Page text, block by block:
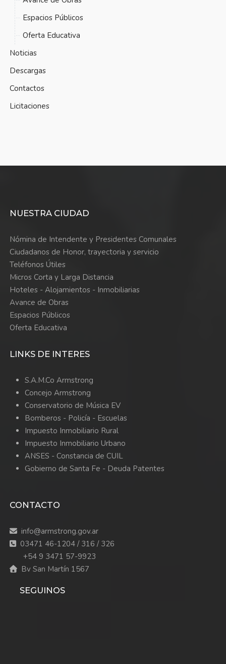
Espacios Públicos
Oferta Educativa
Noticias
Descargas
Contactos
Licitaciones
NUESTRA CIUDAD
Nómina de Intendente y Presidentes Comunales
Ciudadanos de Honor, trayectoria y servicio
Teléfonos Útiles
Micros Corta y Larga Distancia
Hoteles - Alojamientos - Inmobiliarias
Avance de Obras
Espacios Públicos
Oferta Educativa
LINKS DE INTERES
S.A.M.Co Armstrong
Concejo Armstrong
Conservatorio de Música EV
Bomberos - Policía - Escuelas
Impuesto Inmobiliario Rural
Impuesto Inmobiliario Urbano
ANSES - Constancia de CUIL
Gobierno de Santa Fe - Deuda Patentes
CONTACTO
info@armstrong.gov.ar
03471 46-1204 / 316 / 326
+54 9 3471 57-9923
Bv San Martín 1567
SEGUINOS